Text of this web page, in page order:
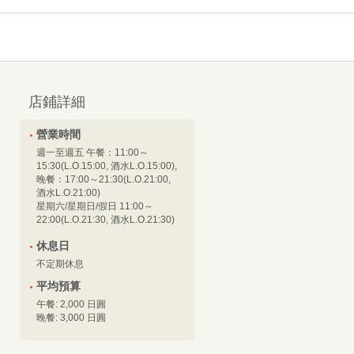
店鋪詳細
營業時間
週一至週五 午餐：11:00～
15:30(L.O.15:00, 酒水L.O.15:00),
晚餐：17:00～21:30(L.O.21:00,
酒水L.O.21:00)
星期六/星期日/假日 11:00～
22:00(L.O.21:30, 酒水L.O.21:30)
休息日
不定期休息
平均預算
午餐: 2,000 日圓
晚餐: 3,000 日圓